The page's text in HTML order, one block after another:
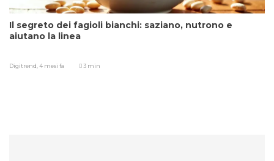
Il segreto dei fagioli bianchi: saziano, nutrono e
aiutano la linea
Digitrend,4 mesi fa 3 min